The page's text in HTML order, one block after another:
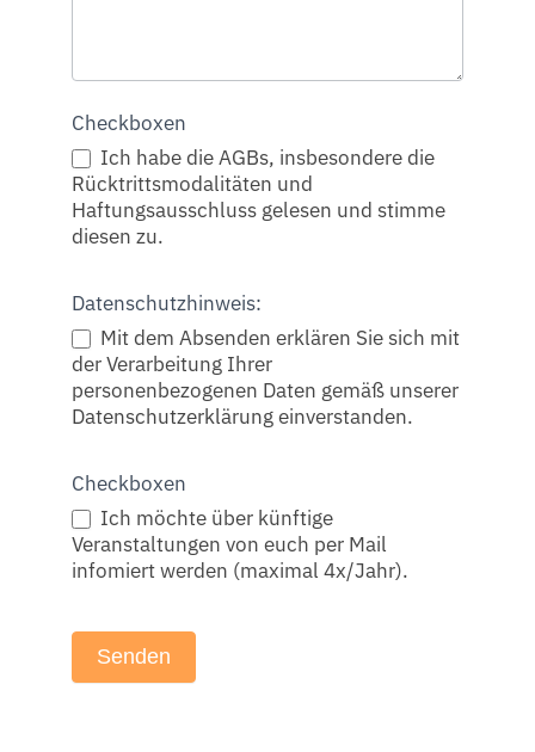
Checkboxen
Ich habe die AGBs, insbesondere die
Rücktrittsmodalitäten und
Haftungsausschluss gelesen und stimme
diesen zu.
Datenschutzhinweis:
Mit dem Absenden erklären Sie sich mit
der Verarbeitung Ihrer
personenbezogenen Daten gemäß unserer
Datenschutzerklärungeinverstanden.
Checkboxen
Ich möchte über künftige
Veranstaltungen von euch per Mail
infomiert werden (maximal 4x/Jahr).
Senden